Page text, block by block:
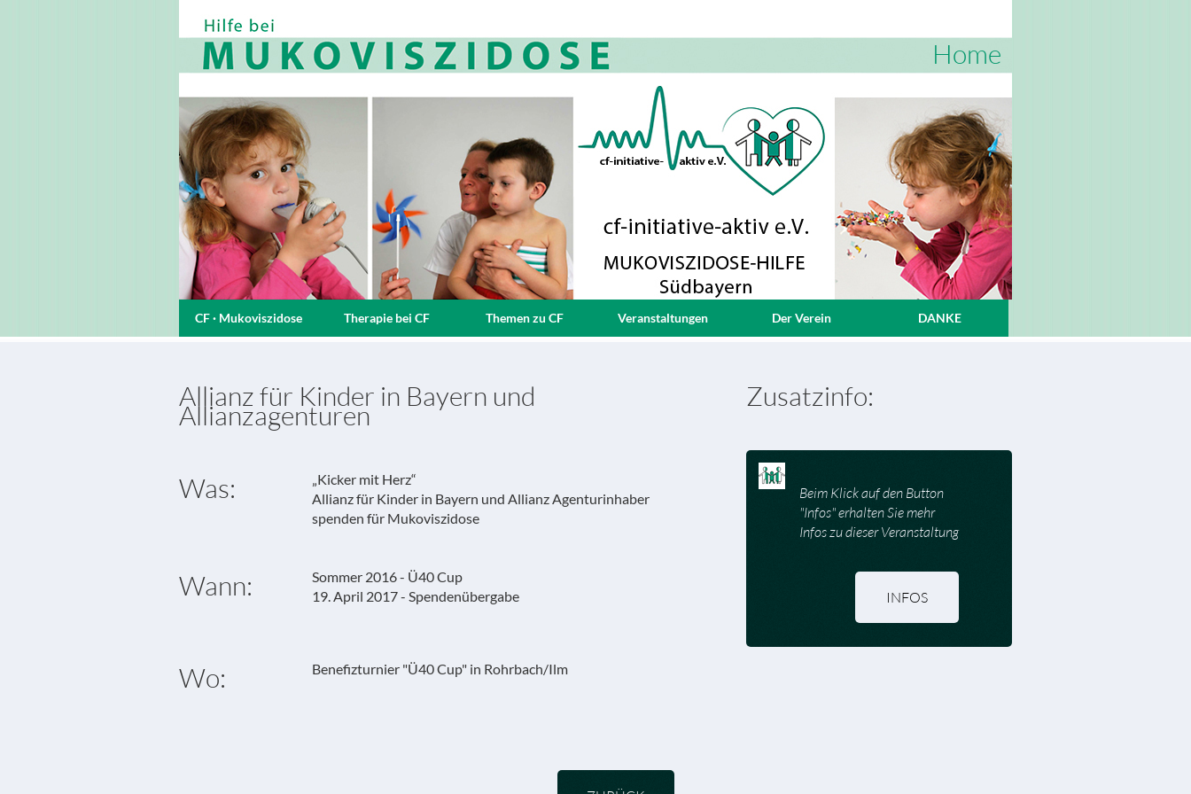
Home
CF · Mukoviszidose Therapie bei CF Themen zu CF Veranstaltungen Der Verein DANKE
Allianz für Kinder in Bayern und
Allianzagenturen
Was:
„Kicker mit Herz“
Allianz für Kinder in Bayern und Allianz Agenturinhaber
spenden für Mukoviszidose
Wann:
Sommer 2016 - Ü40 Cup
19. April 2017 - Spendenübergabe
Wo: Benefizturnier "Ü40 Cup" in Rohrbach/Ilm
Zusatzinfo:
Beim Klick auf den Button
"Infos" erhalten Sie mehr
Infos zu dieser Veranstaltung
INFOS